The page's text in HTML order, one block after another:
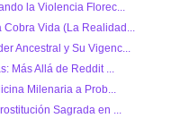
la Violencia Florec...
Cobra Vida (La Realidad...
Ancestral y Su Vigenc...
Más Allá de Reddit ...
Milenaria a Prob...
Sagrada en ...